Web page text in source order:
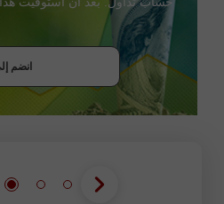
انضم
انضم